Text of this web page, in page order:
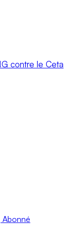
contre le Ceta
Abonné